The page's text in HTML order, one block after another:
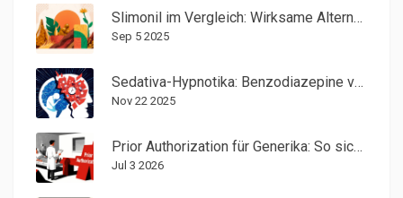
Slimonil im Vergleich: Wirksame Alternativen und deren Vor- und Nachteile
Sep 5 2025
Sedativa-Hypnotika: Benzodiazepine vs. Nicht-Benzodiazepine - Was wirklich hilft und was gefährlich ist
Nov 22 2025
Prior Authorization für Generika: So sichert sich der Arzt die Freigabe
Jul 3 2026